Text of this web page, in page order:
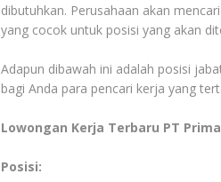
dibutuhkan. Perusahaan akan
yang cocok untuk posisi yang akan
Adapun dibawah ini adalah posisi
bagi Anda para pencari kerja yang
Lowongan Kerja Terbaru PT
Posisi: